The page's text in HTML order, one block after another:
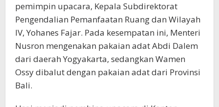
pemimpin upacara, Kepala Subdirektorat
Pengendalian Pemanfaatan Ruang dan Wilayah
IV, Yohanes Fajar. Pada kesempatan ini, Menteri
Nusron mengenakan pakaian adat Abdi Dalem
dari daerah Yogyakarta, sedangkan Wamen
Ossy dibalut dengan pakaian adat dari Provinsi
Bali.